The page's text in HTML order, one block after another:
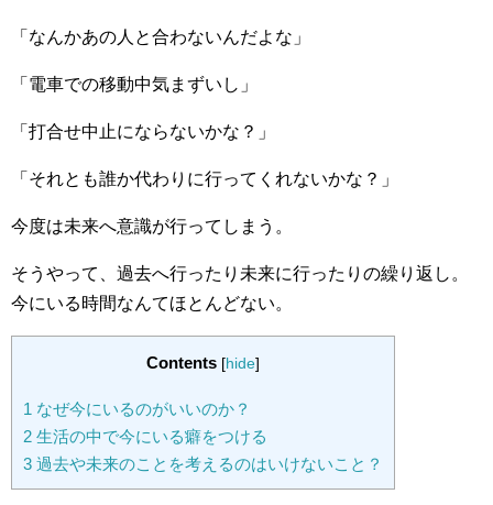
「なんかあの人と合わないんだよな」
「電車での移動中気まずいし」
「打合せ中止にならないかな？」
「それとも誰か代わりに行ってくれないかな？」
今度は未来へ意識が行ってしまう。
そうやって、過去へ行ったり未来に行ったりの繰り返し。
今にいる時間なんてほとんどない。
Contents [hide]
1 なぜ今にいるのがいいのか？
2 生活の中で今にいる癖をつける
3 過去や未来のことを考えるのはいけないこと？